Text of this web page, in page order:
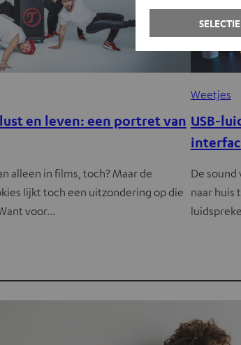
en leven: een portret van
alleen in films, toch? Maar de
lijkt toch een uitzondering op die
voor…
Weetjes
USB-
De
naar huis